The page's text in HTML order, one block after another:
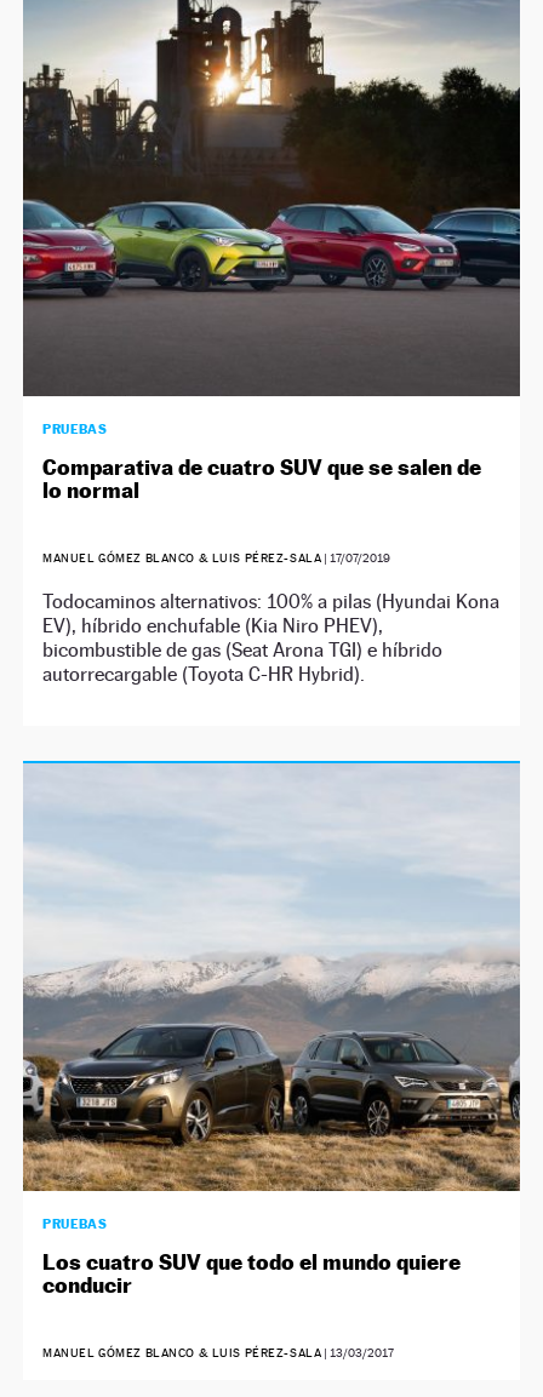
PRUEBAS
Comparativa de cuatro SUV que se salen de
lo normal
MANUEL GÓMEZ BLANCO & LUIS PÉREZ-SALA | 17/07/2019
Todocaminos alternativos: 100% a pilas (Hyundai Kona
EV), híbrido enchufable (Kia Niro PHEV),
bicombustible de gas (Seat Arona TGI) e híbrido
autorrecargable (Toyota C-HR Hybrid).
PRUEBAS
Los cuatro SUV que todo el mundo quiere
conducir
MANUEL GÓMEZ BLANCO & LUIS PÉREZ-SALA |13/03/2017